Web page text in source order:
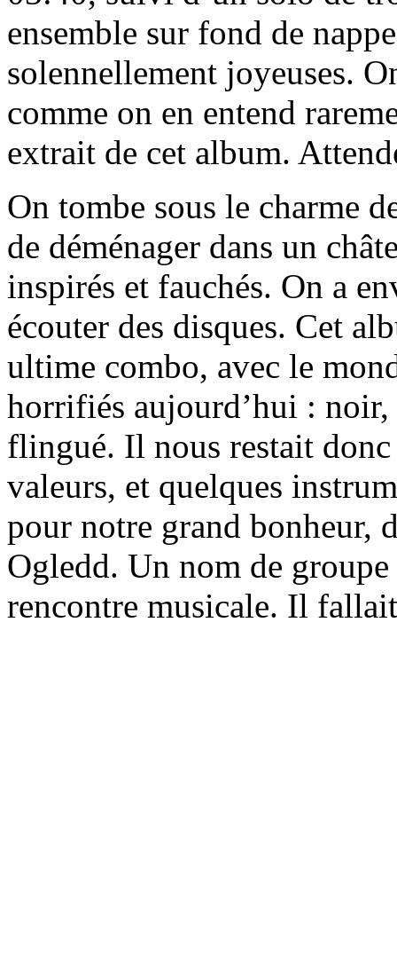
ensemble sur fond de
solennellement joyeuses.
comme on en entend
extrait de cet album.
On tombe sous le charme
de déménager dans un
inspirés et fauchés. On a
écouter des disques. Cet
ultime combo, avec le
horrifiés aujourd’hui :
flingué. Il nous restait donc
valeurs, et quelques
pour notre grand bonheur,
Ogledd. Un nom de
rencontre musicale. Il